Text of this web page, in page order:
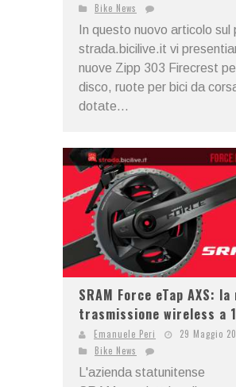
Bike News
In questo nuovo articolo sul
strada.bicilive.it vi
nuove Zipp 303 Firecrest
disco, ruote per bici da
dotate...
SRAM Force eTap AXS: la
trasmissione wireless a
Emanuele Peri
29 Maggio
Bike News
L'azienda statunitense